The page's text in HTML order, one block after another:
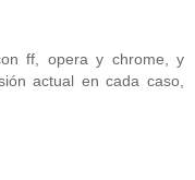
ff, opera y chrome, y
actual en cada caso,